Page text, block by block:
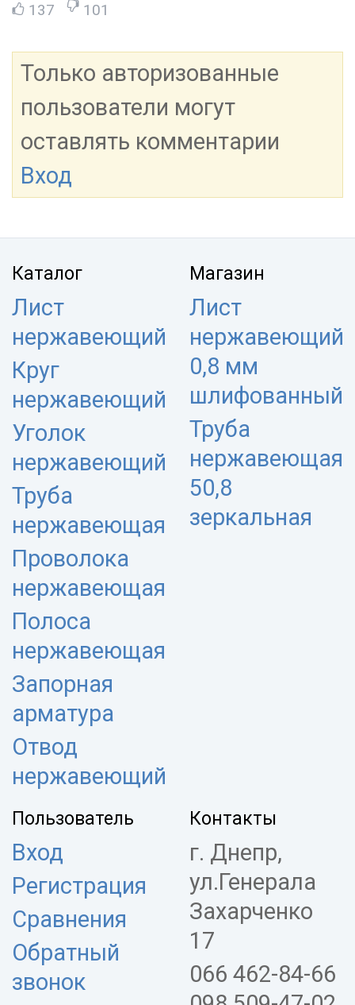
137 101
Только авторизованные
пользователи могут
оставлять комментарии
Вход
Каталог
Лист
нержавеющий
Круг
нержавеющий
Уголок
нержавеющий
Труба
нержавеющая
Проволока
нержавеющая
Полоса
нержавеющая
Запорная
арматура
Отвод
нержавеющий
Магазин
Лист
нержавеющий
0,8 мм
шлифованный
Труба
нержавеющая
50,8
зеркальная
Пользователь
Вход
Регистрация
Сравнения
Обратный
звонок
Контакты
г. Днепр,
ул.Генерала
Захарченко
17
066 462-84-66